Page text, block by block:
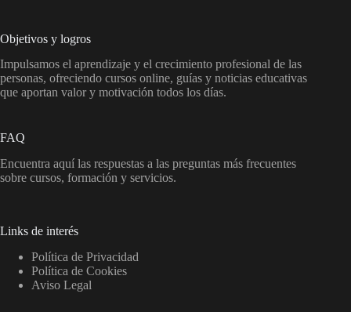
Objetivos y logros
Impulsamos el aprendizaje y el crecimiento profesional de las
personas, ofreciendo cursos online, guías y noticias educativas
que aportan valor y motivación todos los días.
FAQ
Encuentra aquí las respuestas a las preguntas más frecuentes
sobre cursos, formación y servicios.
Links de interés
Política de Privacidad
Política de Cookies
Aviso Legal